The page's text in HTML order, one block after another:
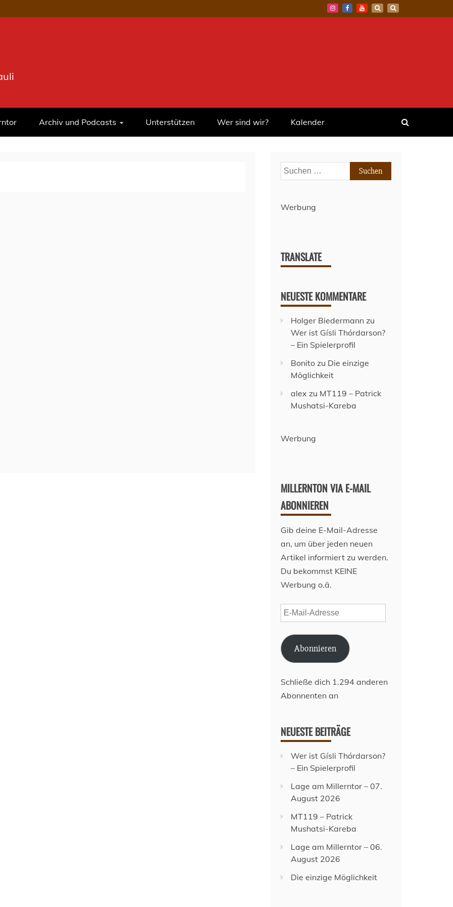
Archiv und Podcasts Unterstützen Wer sind wir? Kalender
Suchen
nach:
Werbung
TRANSLATE
NEUESTE KOMMENTARE
Holger Biedermann zu
Wer ist Gísli Thórdarson?
– Ein Spielerprofil
Bonito zu Die einzige
Möglichkeit
alex zu MT119 – Patrick
Mushatsi-Kareba
Werbung
MILLERNTON VIA E-MAIL
ABONNIEREN
Gib deine E-Mail-Adresse
an, um über jeden neuen
Artikel informiert zu werden.
Du bekommst KEINE
Werbung o.ä.
E-
Mail-
Adresse
Abonnieren
Schließe dich 1.294 anderen
Abonnenten an
NEUESTE BEITRÄGE
Wer ist Gísli Thórdarson?
– Ein Spielerprofil
Lage am Millerntor – 07.
August 2026
MT119 – Patrick
Mushatsi-Kareba
Lage am Millerntor – 06.
August 2026
Die einzige Möglichkeit